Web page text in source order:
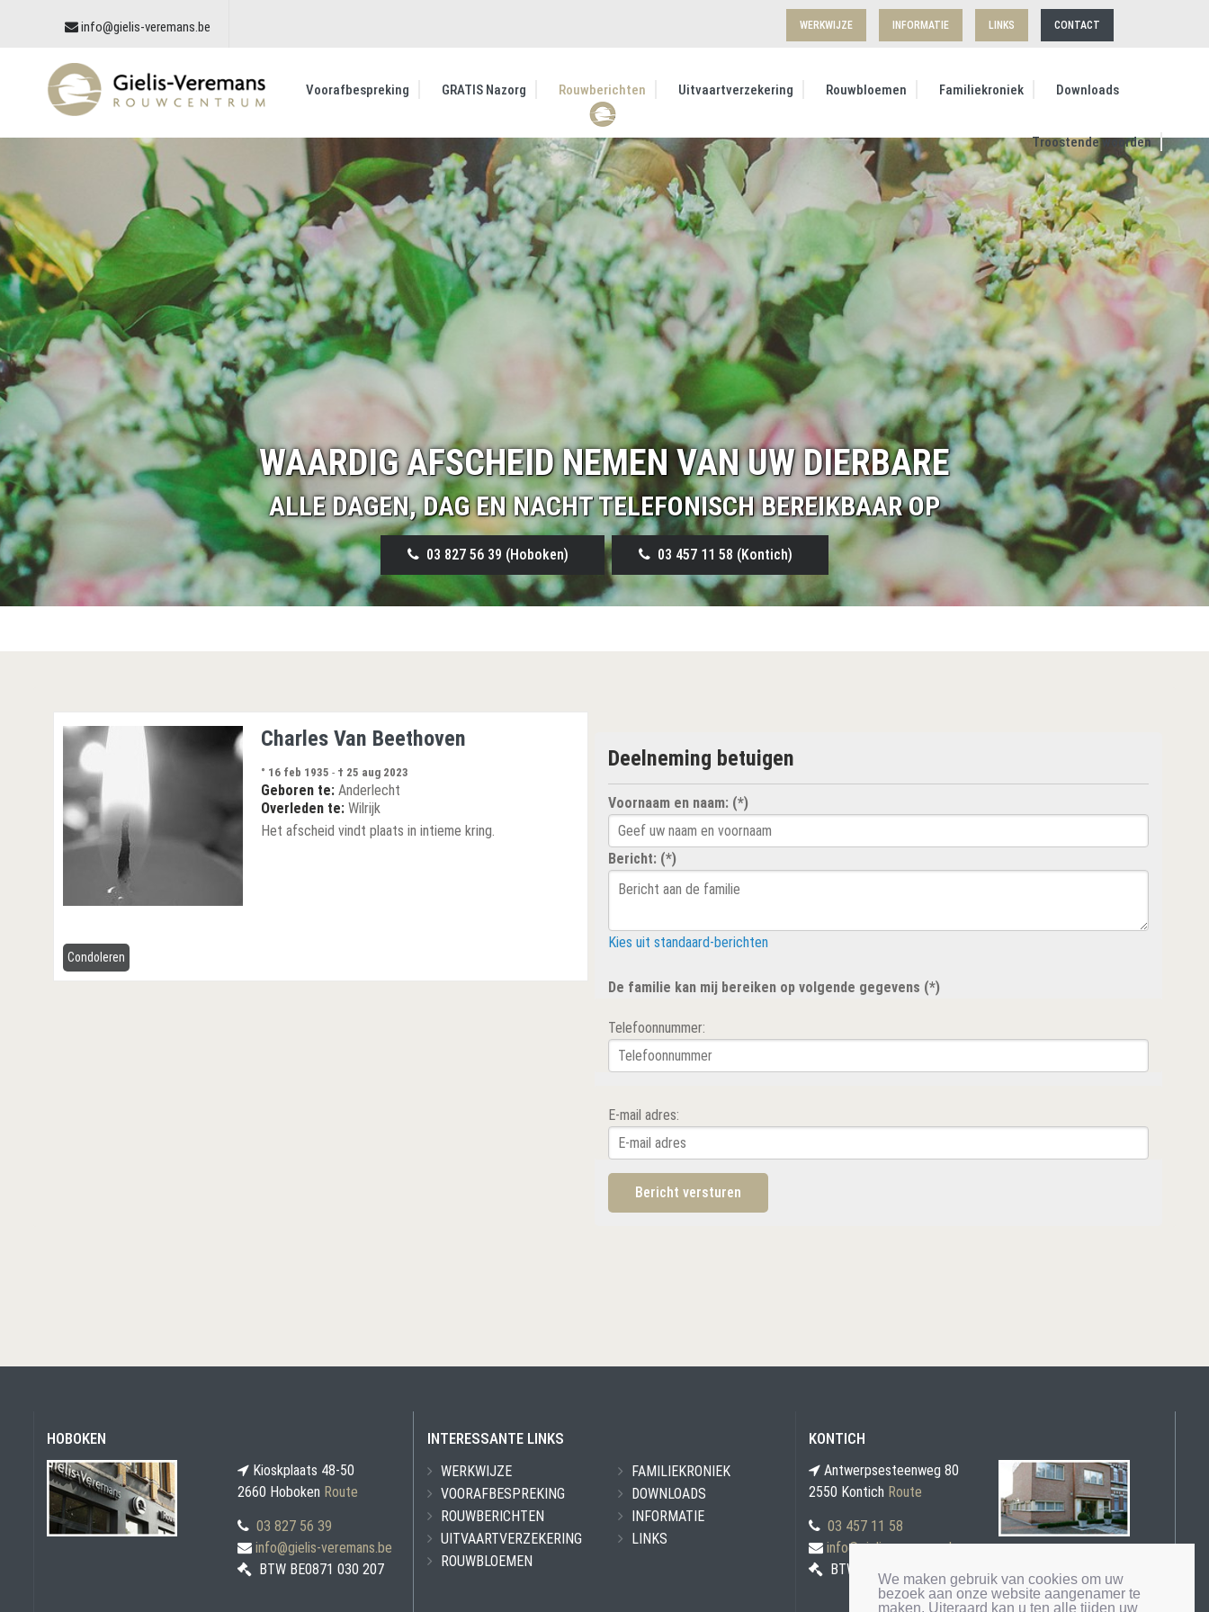
We maken gebruik van cookies om uw
bezoek aan onze website aangenamer te
maken. Uiteraard kan u ten alle tijden uw
info@gielis-veremans.be WERKWIJZE INFORMATIE LINKS CONTACT
Voorafbespreking GRATIS Nazorg Rouwberichten Uitvaartverzekering Rouwbloemen Familiekroniek Downloads
Troostende woorden
WAARDIG AFSCHEID NEMEN VAN UW DIERBARE
ALLE DAGEN, DAG EN NACHT TELEFONISCH BEREIKBAAR OP
03 827 56 39 (Hoboken) 03 457 11 58 (Kontich)
Charles Van Beethoven
° 16 feb 1935 - † 25 aug 2023
Geboren te: Anderlecht
Overleden te: Wilrijk
Het afscheid vindt plaats in intieme kring.
Condoleren
Deelneming betuigen
Voornaam en naam: (*)
Bericht: (*)
Kies uit standaard-berichten
De familie kan mij bereiken op volgende gegevens (*)
Telefoonnummer:
E-mail adres:
HOBOKEN
Kioskplaats 48-50
2660 Hoboken Route
03 827 56 39
info@gielis-veremans.be
BTW BE0871 030 207
INTERESSANTE LINKS
WERKWIJZE
VOORAFBESPREKING
ROUWBERICHTEN
UITVAARTVERZEKERING
ROUWBLOEMEN
FAMILIEKRONIEK
DOWNLOADS
INFORMATIE
LINKS
KONTICH
Antwerpsesteenweg 80
2550 Kontich Route
03 457 11 58
info@gielis-veremans.be
BTW BE0871 030 207